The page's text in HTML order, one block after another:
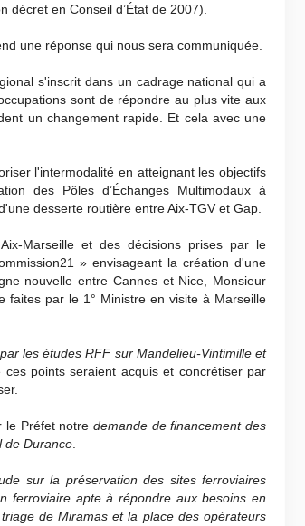
en Conseil d’État de 2007).
une réponse qui nous sera communiquée.
s'inscrit dans un cadrage national qui a
sont de répondre au plus vite aux
un changement rapide. Et cela avec une
l'intermodalité en atteignant les objectifs
des Pôles d’Échanges Multimodaux à
desserte routière entre Aix-TGV et Gap.
Marseille et des décisions prises par le
» envisageant la création d'une
nouvelle entre Cannes et Nice, Monsieur
faites par le 1° Ministre en visite à Marseille
les études RFF sur Mandelieu-Vintimille et
points seraient acquis et concrétiser par
le Préfet notre demande de financement des
de Durance
sur la préservation des sites ferroviaires
ferroviaire apte à répondre aux besoins en
de Miramas et la place des opérateurs